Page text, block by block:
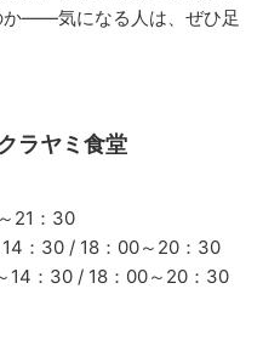
か――気になる人は、ぜひ足
ラヤミ食堂
21：30
14：30 / 18：00～20：30
14：30 / 18：00～20：30